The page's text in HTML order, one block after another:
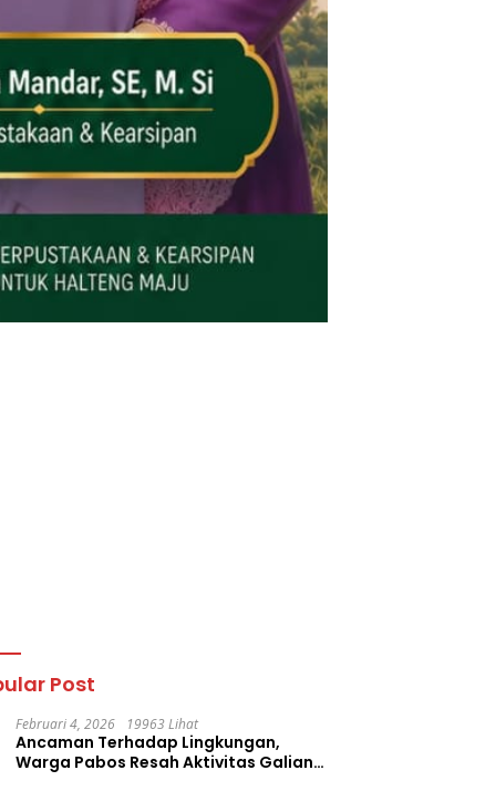
Post
Februari 4, 2026 19963 Lihat
Ancaman Terhadap Lingkungan,
Warga Pabos Resah Aktivitas Galian